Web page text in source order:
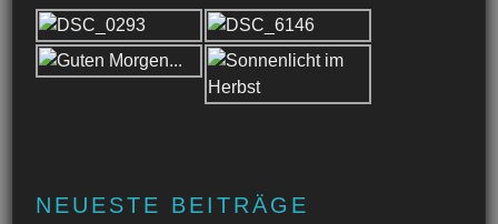
NEUESTE BEITRÄGE